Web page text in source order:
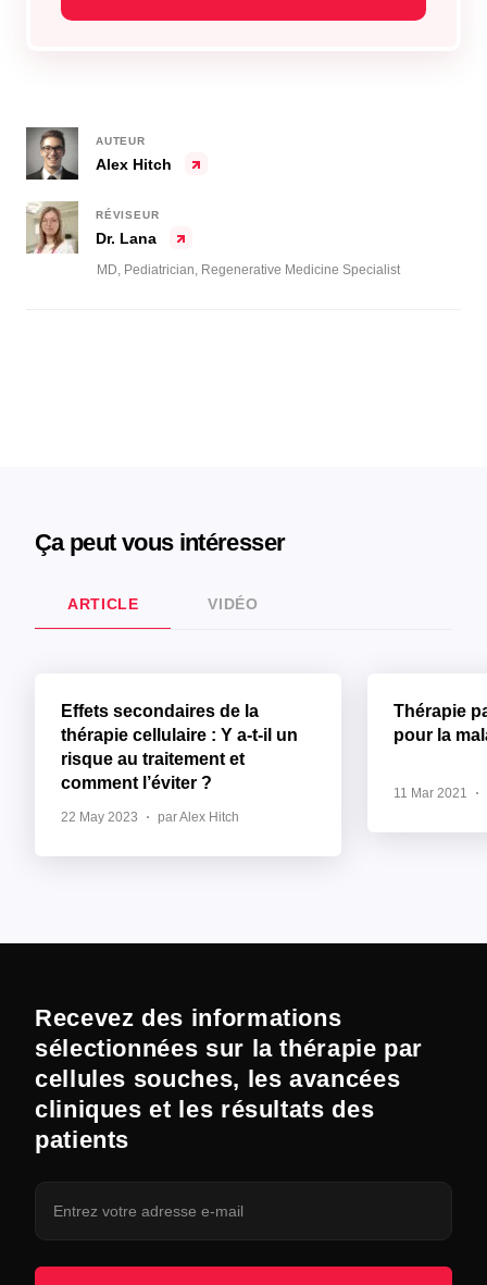
Alex Hitch
AUTEUR
Dr. Lana
RÉVISEUR
MD, Pediatrician, Regenerative Medicine Specialist
Ça peut vous intéresser
ARTICLE VIDÉO
Effets secondaires de la
thérapie cellulaire : Y a-t-il un
risque au traitement et
comment l’éviter ?
22 May 2023 par Alex Hitch
Thérapie
pour la
11 Mar 2021
Recevez des informations
sélectionnées sur la thérapie par
cellules souches, les avancées
cliniques et les résultats des
patients